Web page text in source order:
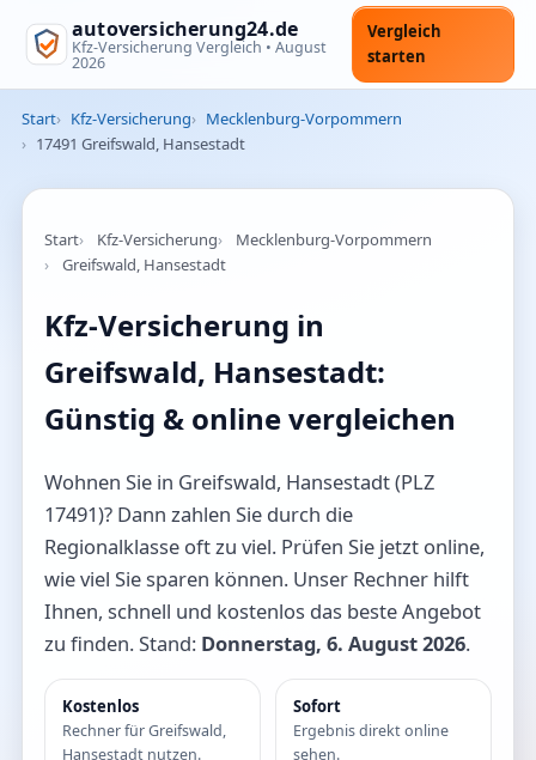
autoversicherung24.de
Kfz-Versicherung Vergleich • August
2026
Vergleich
starten
Start Kfz-Versicherung
Mecklenburg-Vorpommern
17491 Greifswald, Hansestadt
Start Kfz-Versicherung
Mecklenburg-Vorpommern
Greifswald, Hansestadt
Kfz-Versicherung in
Greifswald, Hansestadt:
Günstig & online vergleichen
Wohnen Sie in Greifswald, Hansestadt (PLZ
17491)? Dann zahlen Sie durch die
Regionalklasse oft zu viel. Prüfen Sie jetzt online,
wie viel Sie sparen können. Unser Rechner hilft
Ihnen, schnell und kostenlos das beste Angebot
zu finden. Stand: Donnerstag, 6. August 2026.
Kostenlos
Rechner für Greifswald,
Hansestadt nutzen.
Sofort
Ergebnis direkt online
sehen.